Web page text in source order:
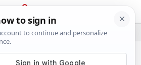
PRIJAVA